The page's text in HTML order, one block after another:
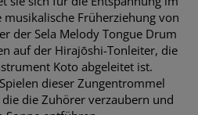
Früherziehung von
der Sela Melody Tongue Drum
auf der Hirajōshi-Tonleiter, die
Koto abgeleitet ist.
dieser Zungentrommel
die Zuhörer verzaubern und